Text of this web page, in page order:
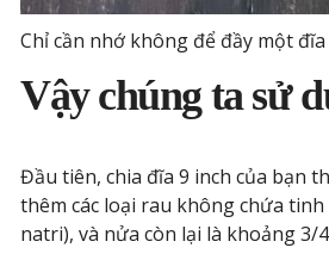
Chỉ cần nhớ không để đầy một đĩa
Vậy chúng ta sử
Đầu tiên, chia đĩa 9 inch của bạn
thêm các loại rau không chứa
natri), và nửa còn lại là khoảng